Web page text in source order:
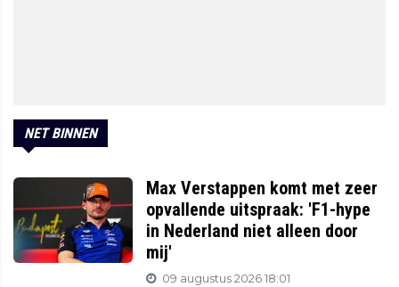
NET BINNEN
Max Verstappen komt met zeer
opvallende uitspraak: 'F1-hype
in Nederland niet alleen door
mij'
09 augustus 2026 18:01